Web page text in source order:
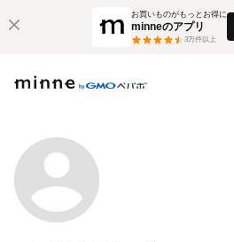
お買いものがもっとお得に
minneのアプリ
3万件以上